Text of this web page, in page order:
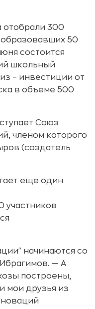
отобрали 300
50
состоится
школьный
– инвестиции от
в объеме 500
Союз
членом которого
(создатель
еще один
участников
начинаются со
— А
построены,
мои друзья из